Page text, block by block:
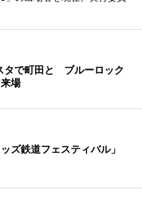
タで町田と ブルーロック
場
ッズ鉄道フェスティバル」